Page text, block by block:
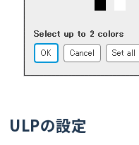
ULPの設定